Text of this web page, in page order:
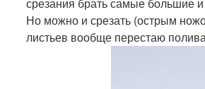
Но можно и срезать (острым
листьев вообще перестаю